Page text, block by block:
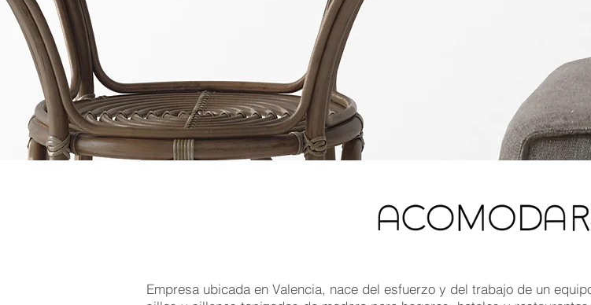
Empresa ubicada en Valencia, nace del esfuerzo y del trabajo de un